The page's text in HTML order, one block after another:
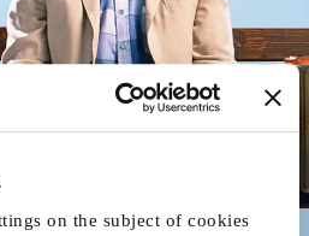
on the subject of cookies